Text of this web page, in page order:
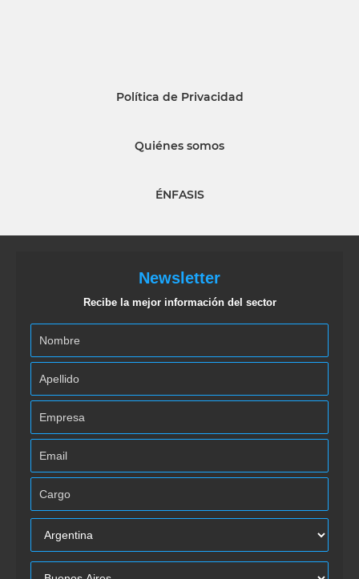
Política de Privacidad
Quiénes somos
ÉNFASIS
Newsletter
Recibe la mejor información del sector